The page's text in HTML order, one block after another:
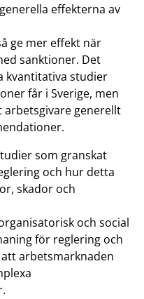
effekterna av
ge mer effekt när
sanktioner. Det
kvantitativa studier
får i Sverige, men
generellt
som granskat
och hur detta
skador och
och social
för reglering och
arbetsmarknaden